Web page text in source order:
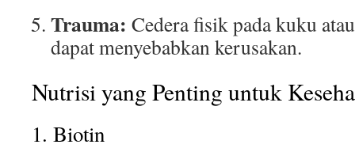
Trauma: Cedera fisik pada kuku
dapat menyebabkan kerusakan.
Nutrisi yang Penting untuk
1. Biotin